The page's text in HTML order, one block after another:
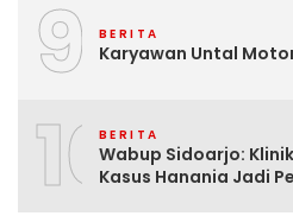
9 BERITA
Karyawan Untal
10BERITA
Wabup Sidoarjo:
Kasus Hanania Jadi